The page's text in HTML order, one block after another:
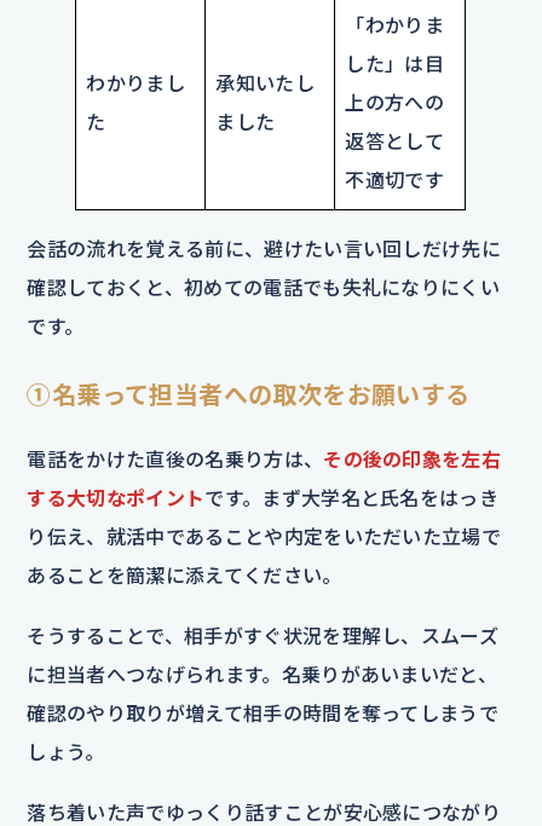
わかりまし
た
承知いたし
ました
「わかりま
した」は目
上の方への
返答として
不適切です
会話の流れを覚える前に、避けたい言い回しだけ先に
確認しておくと、初めての電話でも失礼になりにくい
です。
①名乗って担当者への取次をお願いする
電話をかけた直後の名乗り方は、 その後の印象を左右
する大切なポイントです。まず大学名と氏名をはっき
り伝え、就活中であることや内定をいただいた立場で
あることを簡潔に添えてください。
そうすることで、相手がすぐ状況を理解し、スムーズ
に担当者へつなげられます。名乗りがあいまいだと、
確認のやり取りが増えて相手の時間を奪ってしまうで
しょう。
落ち着いた声でゆっくり話すことが安心感につながり